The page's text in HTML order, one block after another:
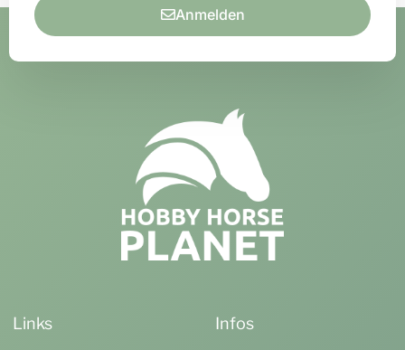
Anmelden
Links Infos